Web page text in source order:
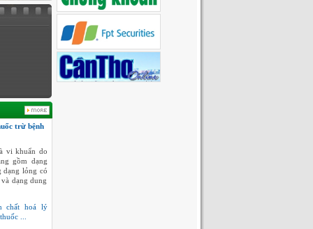
trừ bệnh
vi khuẩn do
gồm dạng
dạng lỏng có
dạng dung
chất hoá lý
...